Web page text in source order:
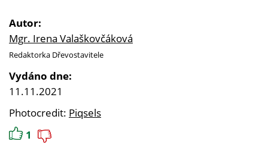
Autor:
Mgr. Irena Valaškovčáková
Redaktorka Dřevostavitele
Vydáno dne:
11.11.2021
Photocredit: Piqsels
1